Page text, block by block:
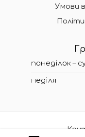
Умови
понеділок –
неділя